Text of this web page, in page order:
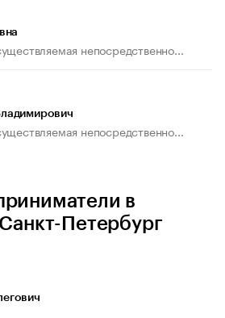
непосредственно...
непосредственно...
в
Петербург